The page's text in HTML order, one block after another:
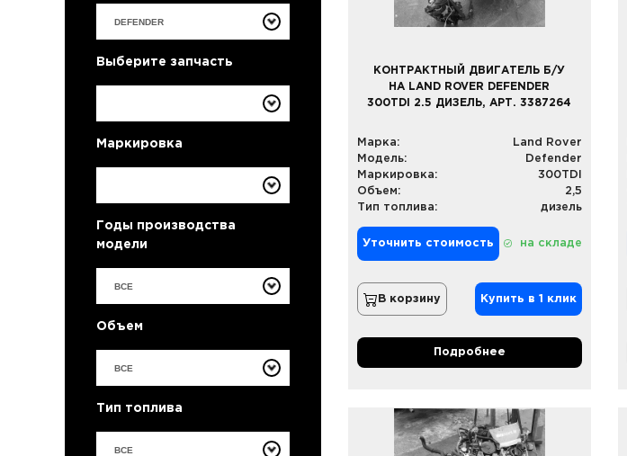
Выберите запчасть
Маркировка
Годы производства
модели
ВСЕ
Объем
ВСЕ
Тип топлива
ВСЕ
КОНТРАКТНЫЙ ДВИГАТЕЛЬ Б/У
НА LAND ROVER DEFENDER
300TDI 2.5 ДИЗЕЛЬ, АРТ. 3387264
Марка:
Land Rover
Модель:
Defender
Маркировка:
300TDI
Объем:
2,5
Тип топлива:
дизель
Уточнить стоимость на складе
В корзину Купить в 1 клик
Подробнее